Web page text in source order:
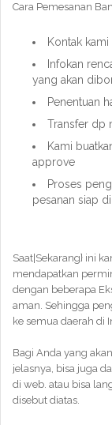
Cara Pemesanan
Kontak
Infokan
yang akan
Penentuan
Transfer dp
Kami
approve
Proses
pesanan siap
Saat|Sekarang} ini
mendapatkan
dengan beberapa
aman. Sehingga
ke semua daerah di
Bagi Anda yang
jelasnya, bisa juga
di web. atau bisa
disebut diatas.